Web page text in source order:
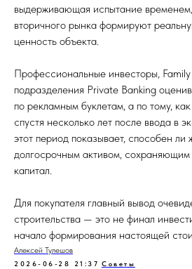
выдерживающая испытание
вторичного рынка формируют
ценность объекта.
Профессиональные инвесторы,
подразделения Private Banking
по рекламным буклетам, а по тому,
спустя несколько лет после ввода в
этот период показывает, способен ли
долгосрочным активом,
капитал.
Для покупателя главный вывод
строительства — это не финал
начало формирования настоящей
Алексей Тулешов
2026-06-28 21:37 Советы